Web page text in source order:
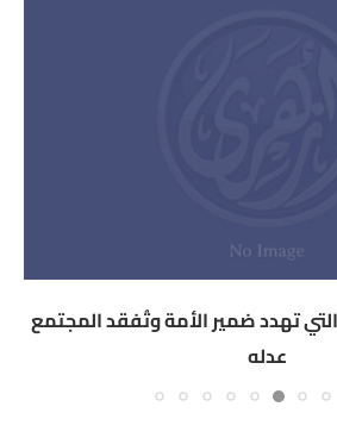
تهدد ضمير الأمة وتُفقد المجتمع
عدله